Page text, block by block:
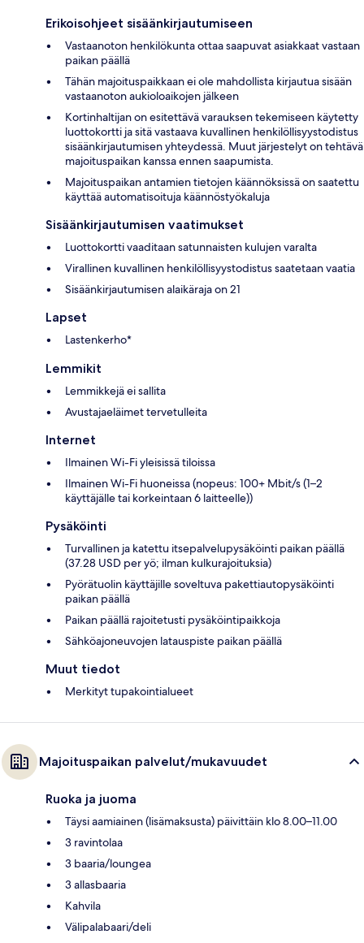
Erikoisohjeet sisäänkirjautumiseen
Vastaanoton henkilökunta ottaa saapuvat asiakkaat vastaan
paikan päällä
Tähän majoituspaikkaan ei ole mahdollista kirjautua sisään
vastaanoton aukioloaikojen jälkeen
Kortinhaltijan on esitettävä varauksen tekemiseen käytetty
luottokortti ja sitä vastaava kuvallinen henkilöllisyystodistus
sisäänkirjautumisen yhteydessä. Muut järjestelyt on tehtävä
majoituspaikan kanssa ennen saapumista.
Majoituspaikan antamien tietojen käännöksissä on saatettu
käyttää automatisoituja käännöstyökaluja
Sisäänkirjautumisen vaatimukset
Luottokortti vaaditaan satunnaisten kulujen varalta
Virallinen kuvallinen henkilöllisyystodistus saatetaan vaatia
Sisäänkirjautumisen alaikäraja on 21
Lapset
Lastenkerho*
Lemmikit
Lemmikkejä ei sallita
Avustajaeläimet tervetulleita
Internet
Ilmainen Wi-Fi yleisissä tiloissa
Ilmainen Wi-Fi huoneissa (nopeus: 100+ Mbit/s (1–2
käyttäjälle tai korkeintaan 6 laitteelle))
Pysäköinti
Turvallinen ja katettu itsepalvelupysäköinti paikan päällä
(37.28 USD per yö; ilman kulkurajoituksia)
Pyörätuolin käyttäjille soveltuva pakettiautopysäköinti
paikan päällä
Paikan päällä rajoitetusti pysäköintipaikkoja
Sähköajoneuvojen latauspiste paikan päällä
Muut tiedot
Merkityt tupakointialueet
Majoituspaikan palvelut/mukavuudet
Ruoka ja juoma
Täysi aamiainen (lisämaksusta) päivittäin klo 8.00–11.00
3 ravintolaa
3 baaria/loungea
3 allasbaaria
Kahvila
Välipalabaari/deli